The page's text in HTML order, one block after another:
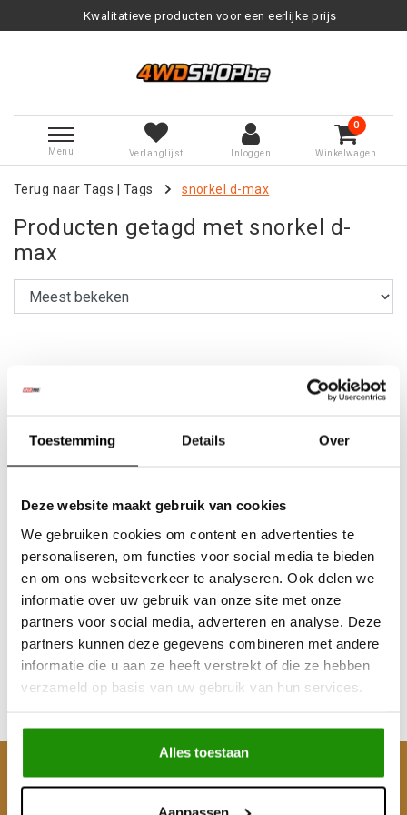
Toestemming Details Over
Deze website maakt gebruik van cookies
We gebruiken cookies om content en advertenties te
personaliseren, om functies voor social media te bieden
en om ons websiteverkeer te analyseren. Ook delen we
informatie over uw gebruik van onze site met onze
partners voor social media, adverteren en analyse. Deze
partners kunnen deze gegevens combineren met andere
informatie die u aan ze heeft verstrekt of die ze hebben
verzameld op basis van uw gebruik van hun services.
Alles toestaan
Aanpassen
Kwalitatieve producten voor een eerlijke prijs
Menu Verlanglijst Inloggen
0
Winkelwagen
Terug naar Tags Tags snorkel d-max
Producten getagd met snorkel d-
max
Snorkel Isuzu D-Max
3.0 D 2009-2012
€139,67
Excl. btw
€169,00
Klantenservice